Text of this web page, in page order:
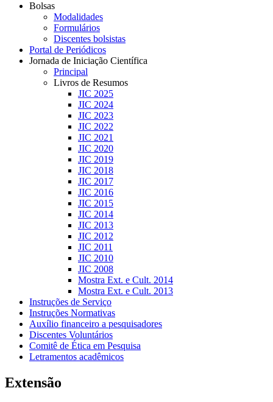
Bolsas
Modalidades
Formulários
Discentes bolsistas
Portal de Periódicos
Jornada de Iniciação Científica
Principal
Livros de Resumos
JIC 2025
JIC 2024
JIC 2023
JIC 2022
JIC 2021
JIC 2020
JIC 2019
JIC 2018
JIC 2017
JIC 2016
JIC 2015
JIC 2014
JIC 2013
JIC 2012
JIC 2011
JIC 2010
JIC 2008
Mostra Ext. e Cult. 2014
Mostra Ext. e Cult. 2013
Instruções de Serviço
Instruções Normativas
Auxílio financeiro a pesquisadores
Discentes Voluntários
Comitê de Ética em Pesquisa
Letramentos acadêmicos
Extensão